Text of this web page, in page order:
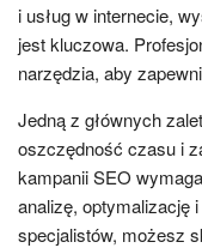
i usług w internecie,
jest kluczowa.
narzędzia, aby
Jedną z głównych
oszczędność czasu i
kampanii SEO
analizę, optymalizację
specjalistów, możesz